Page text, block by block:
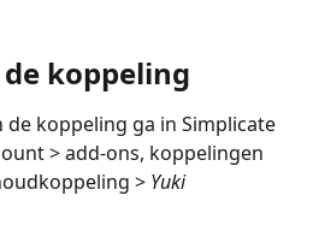
koppeling
koppeling ga in Simplicate
> add-ons, koppelingen
> Yuki